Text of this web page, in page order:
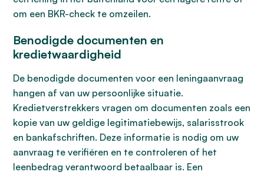
om een BKR-check te omzeilen.
Benodigde documenten en
kredietwaardigheid
De benodigde documenten voor een leningaanvraag
hangen af van uw persoonlijke situatie.
Kredietverstrekkers vragen om documenten zoals een
kopie van uw geldige legitimatiebewijs, salarisstrook
en bankafschriften. Deze informatie is nodig om uw
aanvraag te verifiëren en te controleren of het
leenbedrag verantwoord betaalbaar is. Een